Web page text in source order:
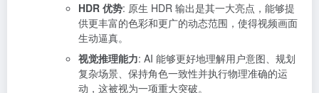
HDR 优势: 原生 HDR 输出是其一大亮点，能够提
供更丰富的色彩和更广的动态范围，使得视频画面
生动逼真。
视觉推理能力: AI 能够更好地理解用户意图、规划
复杂场景、保持角色一致性并执行物理准确的运
动，这被视为一项重大突破。